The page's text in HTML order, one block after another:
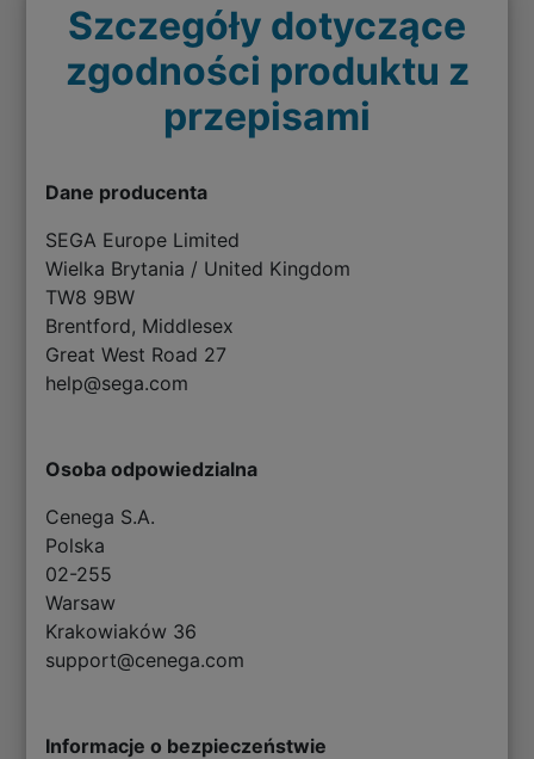
Szczegóły dotyczące
zgodności produktu z
przepisami
Dane producenta
SEGA Europe Limited
Wielka Brytania / United Kingdom
TW8 9BW
Brentford, Middlesex
Great West Road 27
help@sega.com
Osoba odpowiedzialna
Cenega S.A.
Polska
02-255
Warsaw
Krakowiaków 36
support@cenega.com
Informacje o bezpieczeństwie